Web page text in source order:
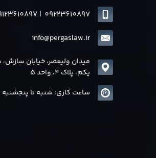
info@pergaslaw.ir
| 09223610897
میدان ولیعصر، خیابان
یکم، پلاک 4، واحد 5
ساعت کاری: شنبه تا پنجشنبه 8 الی17